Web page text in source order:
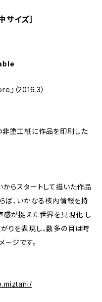
イズ］
（2016.3）
塗工紙に作品を印刷した
からスタートして描いた作品
ば、いかなる核内情報を持
感が捉えた世界を具現化 し
りを表現し、数多の目は時
ジです。